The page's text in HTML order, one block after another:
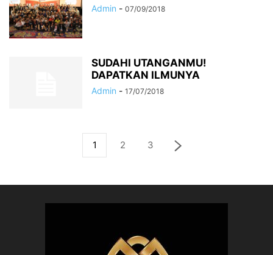
Admin - 07/09/2018
SUDAHI UTANGANMU!
DAPATKAN ILMUNYA
Admin - 17/07/2018
1 2 3